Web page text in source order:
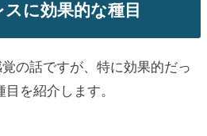
に効果的な種目
の話ですが、特に効果的だっ
目を紹介します。